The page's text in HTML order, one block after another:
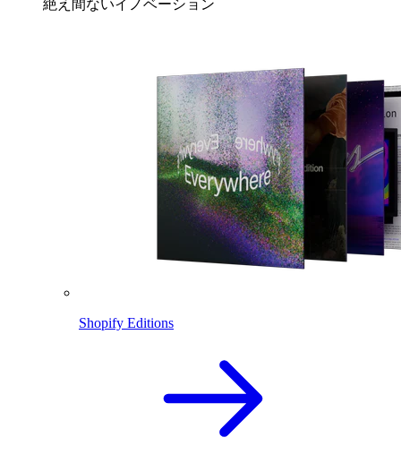
絶え間ないイノベーション
Shopify Editions